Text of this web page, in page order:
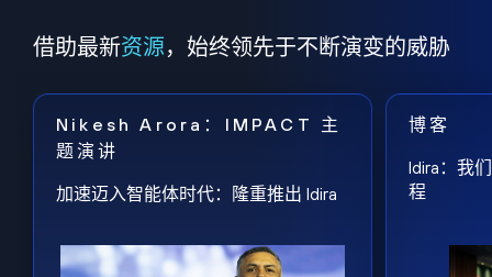
借助最新资源，始终领先于不断演变的威胁
Nikesh Arora：IMPACT 主
题演讲
加速迈入智能体时代：隆重推出 Idira
博客
Idira：我
程